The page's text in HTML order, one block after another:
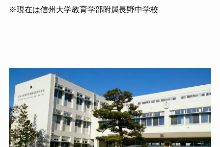
※現在は信州大学教育学部附属長野中学校